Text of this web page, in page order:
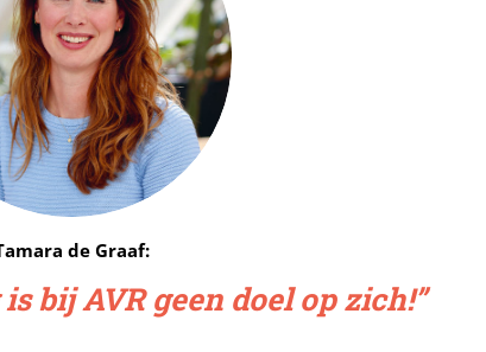
de Graaf:
bij AVR geen doel op zich!”